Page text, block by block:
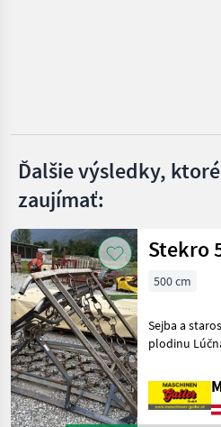
Pöttinger
Zobraziť
všetkých
22
MARKETPLACE
Marketplace
Ponuky
predajcov
Drobné
inzeráty
Ďalšie výsledky,
zaujímať:
Stekro
500 cm
Sejba a
plodinu